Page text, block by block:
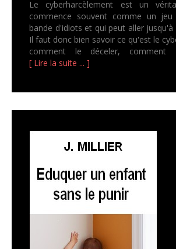
Le cyberharcèlement est un
commence souvent comme un
bande d'idiots et qui peut aller jusqu'à
Il faut donc bien savoir ce qu'est le
comment le déceler, comment
[ Lire la suite ... ]